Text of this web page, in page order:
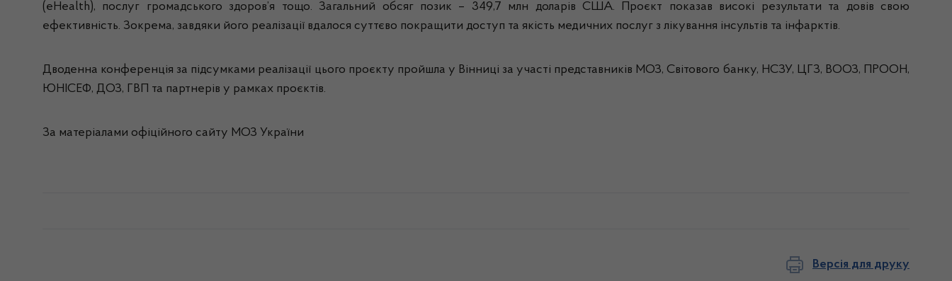
(eHealth), послуг громадського здоров’я тощо. Загальний обсяг позик – 349,7 млн доларів США. Проєкт показав високі результати та довів свою
ефективність. Зокрема, завдяки його реалізації вдалося суттєво покращити доступ та якість медичних послуг з лікування інсультів та інфарктів.
Дводенна конференція за підсумками реалізації цього проєкту пройшла у Вінниці за участі представників МОЗ, Світового банку, НСЗУ, ЦГЗ, ВООЗ, ПРООН,
ЮНІСЕФ, ДОЗ, ГВП та партнерів у рамках проєктів.
За матеріалами офіційного сайту МОЗ України
Версія для друку